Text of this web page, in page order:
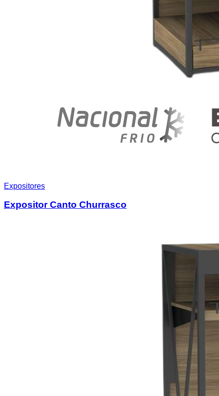
Expositores
Expositor Canto Churrasco